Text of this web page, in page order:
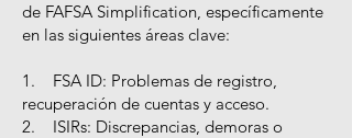
de FAFSA Simplification, específicamente
en las siguientes áreas clave:
1. FSA ID: Problemas de registro,
recuperación de cuentas y acceso.
2. ISIRs: Discrepancias, demoras o